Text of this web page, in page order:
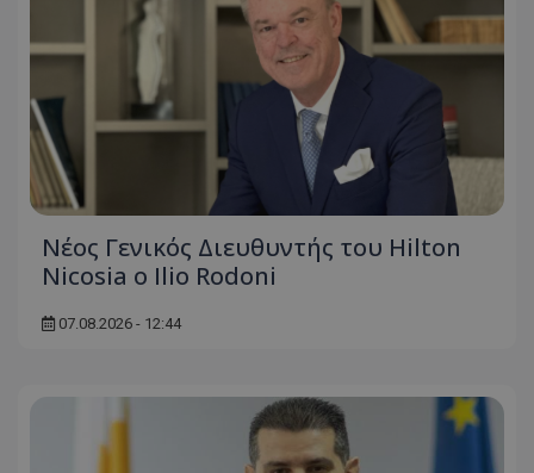
Νέος Γενικός Διευθυντής του Hilton
Nicosia ο Ilio Rodoni
07.08.2026 - 12:44